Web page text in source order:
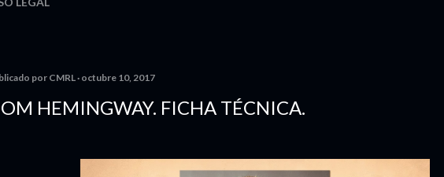
porCMRL octubre 10, 2017
HEMINGWAY. FICHA TÉCNICA.